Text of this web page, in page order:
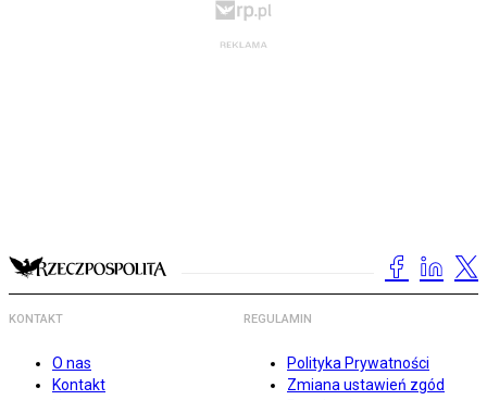
KONTAKT
O nas
Kontakt
REGULAMIN
Polityka Prywatności
Zmiana ustawień zgód